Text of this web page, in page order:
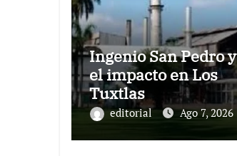
Ingenio San Pedro y
el impacto en Los
Tuxtlas
editorial Ago 7, 2026